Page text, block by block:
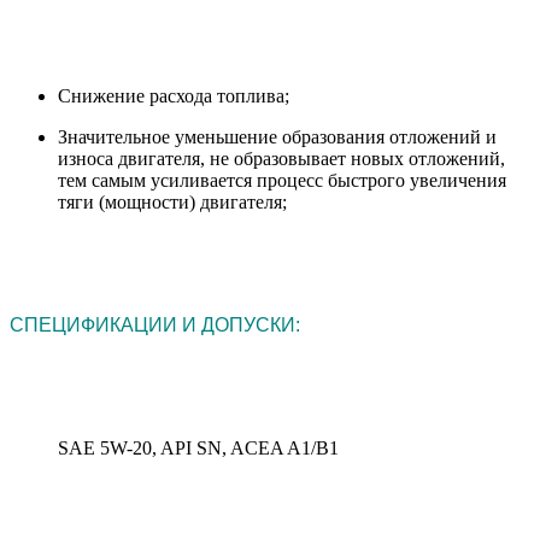
Снижение расхода топлива;
Значительное уменьшение образования отложений и
износа двигателя, не образовывает новых отложений,
тем самым усиливается процесс быстрого увеличения
тяги (мощности) двигателя;
СПЕЦИФИКАЦИИ И ДОПУСКИ:
SAE 5W-20, API SN, ACEA A1/B1